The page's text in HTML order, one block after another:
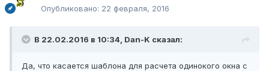
Опубликовано: 22 февраля, 2016
В 22.02.2016 в 10:34, Dan-K сказал:
Да, что касается шаблона для расчета одинокого окна с